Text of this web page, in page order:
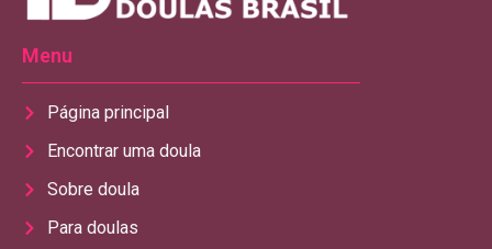
Menu
Página principal
Encontrar uma doula
Sobre doula
Para doulas